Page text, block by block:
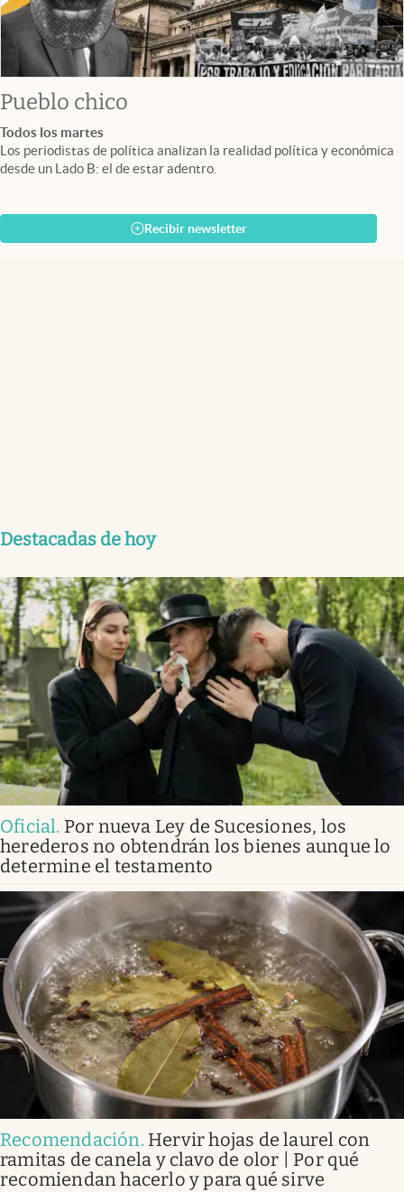
Pueblo chico
Todos los martes
Los periodistas de política analizan la realidad política y económica
desde un Lado B: el de estar adentro.
Recibir newsletter
Destacadas de hoy
Oficial. Por nueva Ley de Sucesiones, los
herederos no obtendrán los bienes aunque lo
determine el testamento
Recomendación. Hervir hojas de laurel con
ramitas de canela y clavo de olor | Por qué
recomiendan hacerlo y para qué sirve